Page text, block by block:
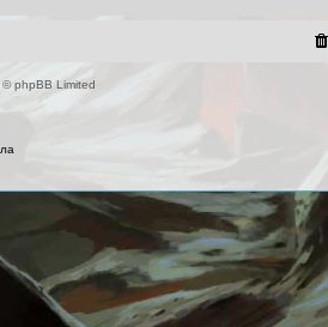
phpBB Limited